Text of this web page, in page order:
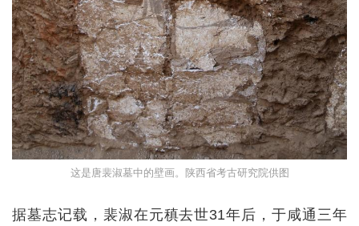
这是唐裴淑墓中的壁画。陕西省考古研究院供图
据墓志记载，裴淑在元稹去世31年后，于咸通三年